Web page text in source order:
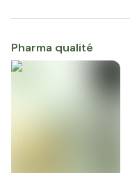
Pharma qualité